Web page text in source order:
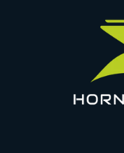
Base de connaissances
Informations sur la